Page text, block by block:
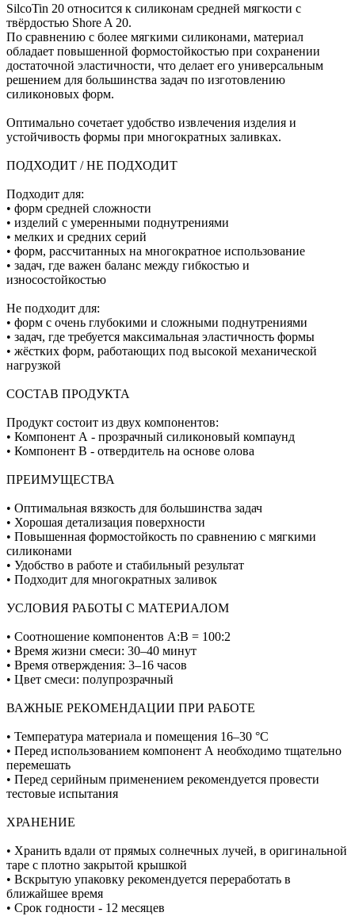
SilcoTin 20 относится к силиконам средней мягкости с
твёрдостью Shore A 20.
По сравнению с более мягкими силиконами, материал
обладает повышенной формостойкостью при сохранении
достаточной эластичности, что делает его универсальным
решением для большинства задач по изготовлению
силиконовых форм.
Оптимально сочетает удобство извлечения изделия и
устойчивость формы при многократных заливках.
ПОДХОДИТ / НЕ ПОДХОДИТ
Подходит для:
• форм средней сложности
• изделий с умеренными поднутрениями
• мелких и средних серий
• форм, рассчитанных на многократное использование
• задач, где важен баланс между гибкостью и
износостойкостью
Не подходит для:
• форм с очень глубокими и сложными поднутрениями
• задач, где требуется максимальная эластичность формы
• жёстких форм, работающих под высокой механической
нагрузкой
СОСТАВ ПРОДУКТА
Продукт состоит из двух компонентов:
• Компонент А - прозрачный силиконовый компаунд
• Компонент В - отвердитель на основе олова
ПРЕИМУЩЕСТВА
• Оптимальная вязкость для большинства задач
• Хорошая детализация поверхности
• Повышенная формостойкость по сравнению с мягкими
силиконами
• Удобство в работе и стабильный результат
• Подходит для многократных заливок
УСЛОВИЯ РАБОТЫ С МАТЕРИАЛОМ
• Соотношение компонентов А:В = 100:2
• Время жизни смеси: 30–40 минут
• Время отверждения: 3–16 часов
• Цвет смеси: полупрозрачный
ВАЖНЫЕ РЕКОМЕНДАЦИИ ПРИ РАБОТЕ
• Температура материала и помещения 16–30 °C
• Перед использованием компонент А необходимо тщательно
перемешать
• Перед серийным применением рекомендуется провести
тестовые испытания
ХРАНЕНИЕ
• Хранить вдали от прямых солнечных лучей, в оригинальной
таре с плотно закрытой крышкой
• Вскрытую упаковку рекомендуется переработать в
ближайшее время
• Срок годности - 12 месяцев